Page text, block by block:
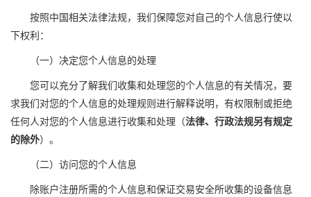
按照中国相关法律法规， 我们保障您对自己的个人信息行使以
下权利：
（一）决定您个人信息的处理
您可以充分了解我们收集和处理您的个人信息的有关情况，要
求我们对您的个人信息的处理规则进行解释说明，有权限制或拒绝
任何人对您的个人信息进行收集和处理（法律、行政法规另有规定
的除外）。
（二）访问您的个人信息
除账户注册所需的个人信息和保证交易安全所收集的设备信息